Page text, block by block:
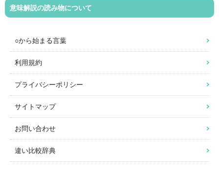
意味解説の読み物について
○から始まる言葉
利用規約
プライバシーポリシー
サイトマップ
お問い合わせ
違い比較辞典